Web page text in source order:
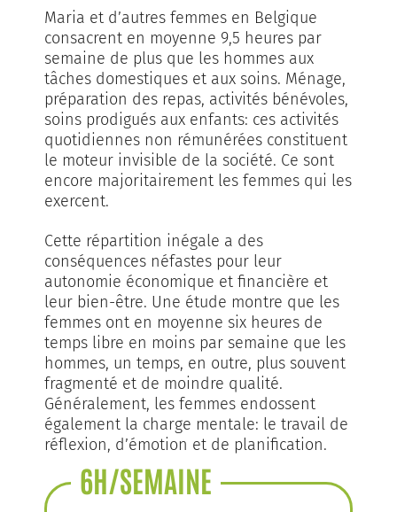
Maria et d’autres femmes en Belgique
consacrent en moyenne 9,5 heures par
semaine de plus que les hommes aux
tâches domestiques et aux soins. Ménage,
préparation des repas, activités bénévoles,
soins prodigués aux enfants: ces activités
quotidiennes non rémunérées constituent
le moteur invisible de la société. Ce sont
encore majoritairement les femmes qui les
exercent.
Cette répartition inégale a des
conséquences néfastes pour leur
autonomie économique et financière et
leur bien-être. Une étude montre que les
femmes ont en moyenne six heures de
temps libre en moins par semaine que les
hommes, un temps, en outre, plus souvent
fragmenté et de moindre qualité.
Généralement, les femmes endossent
également la charge mentale: le travail de
réflexion, d’émotion et de planification.
6H/SEMAINE